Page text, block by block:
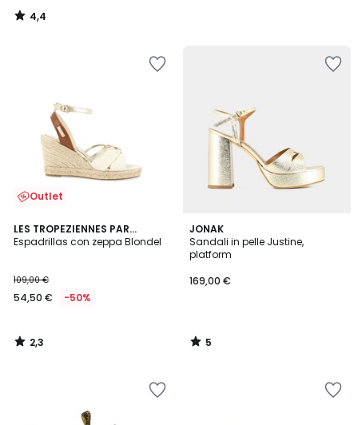
4,4
/
Outlet
LES TROPEZIENNES PAR
M.BELARBI
Espadrillas con zeppa Blondel
109,00 €
54,50 € -50%
2,3
/ 5
2,3
/
JONAK
Sandali in pelle Justine,
platform
169,00 €
5
/
5
5
/